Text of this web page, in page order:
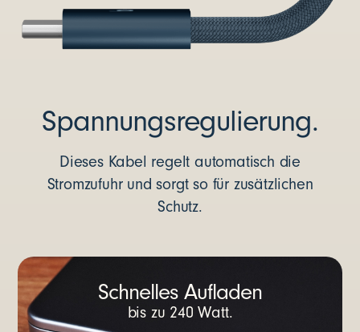
Spannungsregulierung.
Dieses Kabel regelt automatisch die
Stromzufuhr und sorgt so für zusätzlichen
Schutz.
Schnelles Aufladen
bis zu 240 Watt.